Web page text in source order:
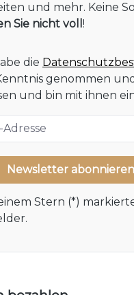
und mehr. Keine
Sie nicht voll !
die
genommen
und bin mit ihnen
Newsletter abonnieren
Stern (*)